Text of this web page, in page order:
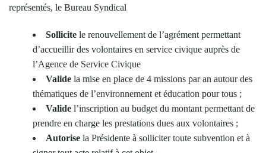
représentés, le Bureau Syndical
Sollicite le renouvellement de l’agrément permettant
d’accueillir des volontaires en service civique auprès de
l’Agence de Service Civique
Valide la mise en place de 4 missions par an autour des
thématiques de l’environnement et éducation pour tous ;
Valide l’inscription au budget du montant permettant de
prendre en charge les prestations dues aux volontaires ;
Autorise la Présidente à solliciter toute subvention et à